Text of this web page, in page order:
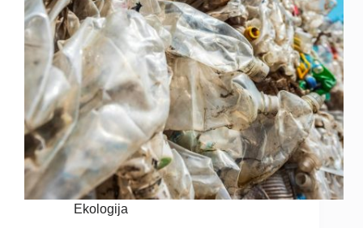
Ekologija